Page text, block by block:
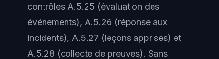
contrôles A.5.25 (évaluation des
événements), A.5.26 (réponse aux
incidents), A.5.27 (leçons apprises) et
A.5.28 (collecte de preuves). Sans